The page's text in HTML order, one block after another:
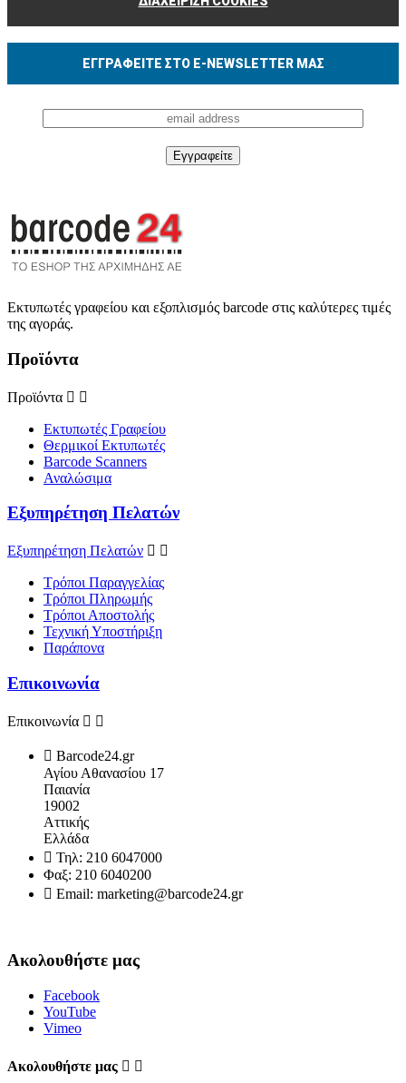
ΕΓΓΡΑΦΕΊΤΕ ΣΤΟ E-NEWSLETTER ΜΑΣ
Εκτυπωτές γραφείου και εξοπλισμός barcode στις καλύτερες τιμές
της αγοράς.
Προϊόντα
Προϊόντα  
Εκτυπωτές Γραφείου
Θερμικοί Εκτυπωτές
Barcode Scanners
Αναλώσιμα
Εξυπηρέτηση Πελατών
Εξυπηρέτηση Πελατών  
Τρόποι Παραγγελίας
Τρόποι Πληρωμής
Τρόποι Αποστολής
Τεχνική Υποστήριξη
Παράπονα
Επικοινωνία
Επικοινωνία  
 Barcode24.gr
Αγίου Αθανασίου 17
Παιανία
19002
Αττικής
Ελλάδα
 Τηλ: 210 6047000
Φαξ: 210 6040200
 Email: marketing@barcode24.gr
Ακολουθήστε μας
Facebook
YouTube
Vimeo
Aκολουθήστε μας  